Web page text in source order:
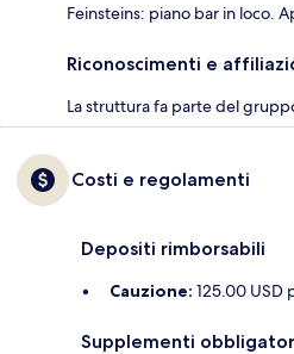
Feinsteins: piano bar in loco.
Riconoscimenti e
La struttura fa parte del
Costi e regolamenti
Depositi rimborsabili
Cauzione: 125.00 USD
Supplementi